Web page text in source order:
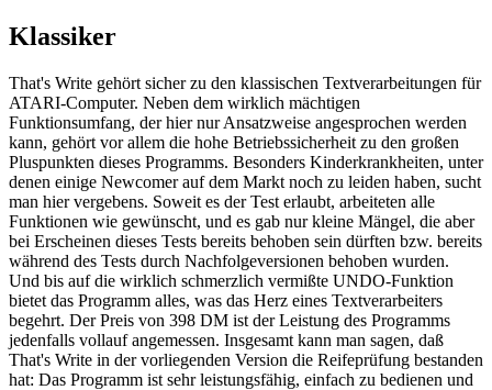
Klassiker
That's Write gehört sicher zu den klassischen Textverarbeitungen für
ATARI-Computer. Neben dem wirklich mächtigen
Funktionsumfang, der hier nur Ansatzweise angesprochen werden
kann, gehört vor allem die hohe Betriebssicherheit zu den großen
Pluspunkten dieses Programms. Besonders Kinderkrankheiten, unter
denen einige Newcomer auf dem Markt noch zu leiden haben, sucht
man hier vergebens. Soweit es der Test erlaubt, arbeiteten alle
Funktionen wie gewünscht, und es gab nur kleine Mängel, die aber
bei Erscheinen dieses Tests bereits behoben sein dürften bzw. bereits
während des Tests durch Nachfolgeversionen behoben wurden.
Und bis auf die wirklich schmerzlich vermißte UNDO-Funktion
bietet das Programm alles, was das Herz eines Textverarbeiters
begehrt. Der Preis von 398 DM ist der Leistung des Programms
jedenfalls vollauf angemessen. Insgesamt kann man sagen, daß
That's Write in der vorliegenden Version die Reifeprüfung bestanden
hat: Das Programm ist sehr leistungsfähig, einfach zu bedienen und